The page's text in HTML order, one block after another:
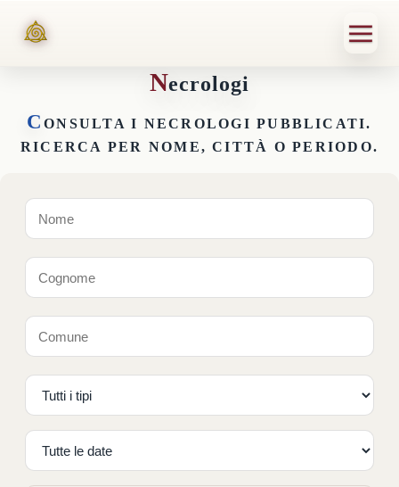
Necrologi
C ONSULTA I NECROLOGI PUBBLICATI.
RICERCA PER NOME, CITTÀ O PERIODO.